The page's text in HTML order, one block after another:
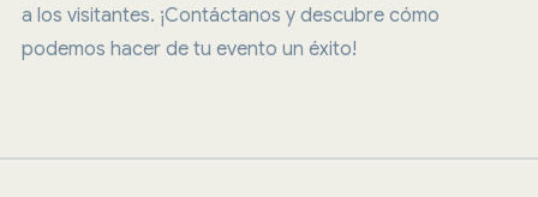
a los visitantes. ¡Contáctanos y descubre cómo
podemos hacer de tu evento un éxito!